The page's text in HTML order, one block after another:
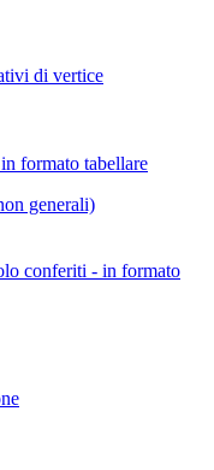
di vertice
formato tabellare
generali)
conferiti - in formato